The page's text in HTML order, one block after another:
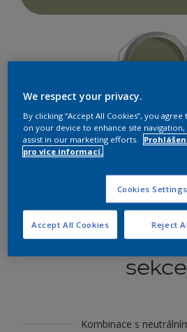
Najít výrobek v
Koordinovat
sekce
Kombinace s
We respect your privacy.
By clicking “Accept All Cookies”, you
on your device to enhance site navigation,
assist in our marketing efforts.
pro více informací.
Cookies Settings
Reject
Accept All Cookies